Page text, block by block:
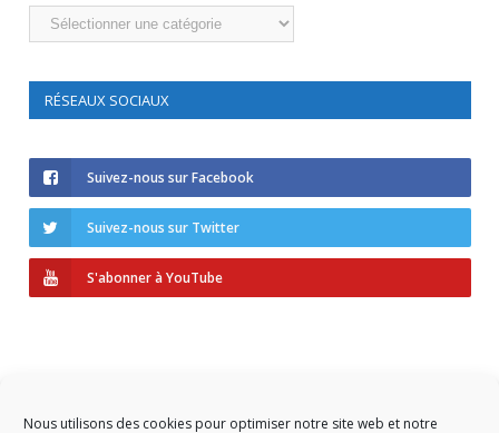
Nous utilisons des cookies pour optimiser notre site web et notre
Catégories
RÉSEAUX SOCIAUX
Suivez-nous sur Facebook
Suivez-nous sur Twitter
S'abonner à YouTube